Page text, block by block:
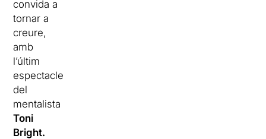
convida a
tornar a
creure,
amb
l’últim
espectacle
del
mentalista
Toni
Bright.